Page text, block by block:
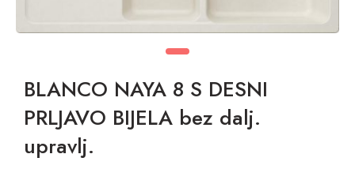
BLANCO NAYA 8 S DESNI
PRLJAVO BIJELA bez dalj.
upravlj.